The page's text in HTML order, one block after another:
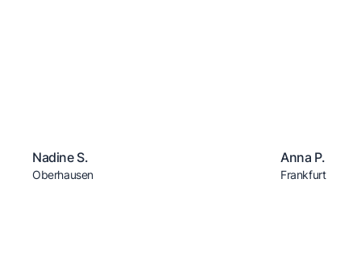
Nadine S.
Oberhausen
Anna P.
Frankfurt